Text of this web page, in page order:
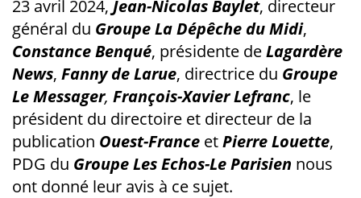
23 avril 2024, Jean-Nicolas Baylet, directeur
général du Groupe La Dépêche du Midi,
Constance Benqué, présidente deLagardère
News, Fanny de Larue, directrice du Groupe
Le Messager, François-Xavier Lefranc, le
président du directoire et directeur de la
publication Ouest-France etPierre Louette,
PDG du Groupe Les Echos-Le Parisien nous
ont donné leur avis à ce sujet.